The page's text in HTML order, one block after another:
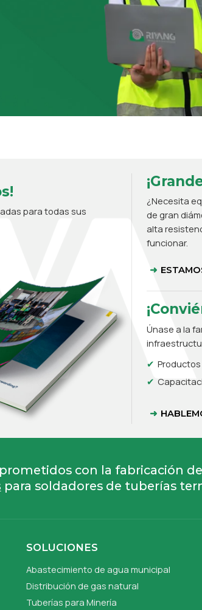
para todas sus
¿Necesita
de gran
alta
funcionar.
Únase a la
con la fabricación
para soldadores de tuberías
SOLUCIONES
Abastecimiento de agua municipal
Distribución de gas natural
Tuberías para Minería